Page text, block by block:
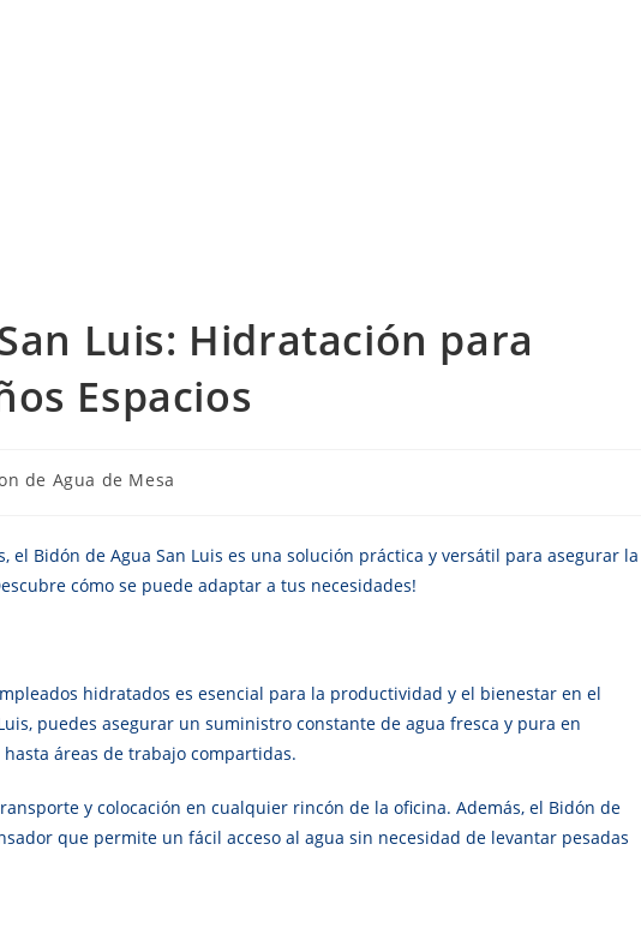
Luis: Hidratación para
Espacios
de Agua de Mesa
Bidón de Agua San Luis es una solución práctica y versátil para asegurar la
cómo se puede adaptar a tus necesidades!
hidratados es esencial para la productividad y el bienestar en el
puedes asegurar un suministro constante de agua fresca y pura en
áreas de trabajo compartidas.
y colocación en cualquier rincón de la oficina. Además, el Bidón de
que permite un fácil acceso al agua sin necesidad de levantar pesadas